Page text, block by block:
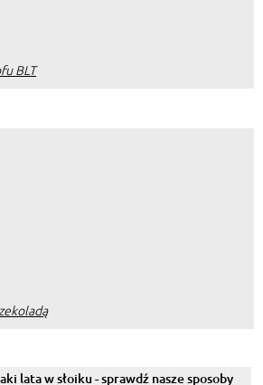
BLT
lata w słoiku - sprawdź nasze sposoby